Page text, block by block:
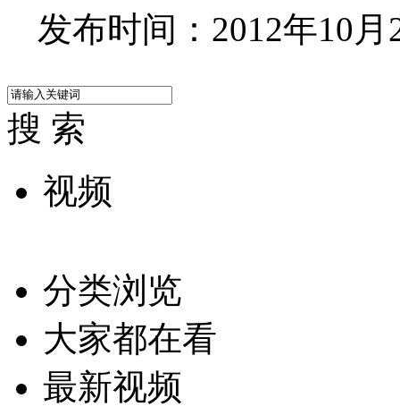
发布时间：2012年10月
搜 索
视频
分类浏览
大家都在看
最新视频